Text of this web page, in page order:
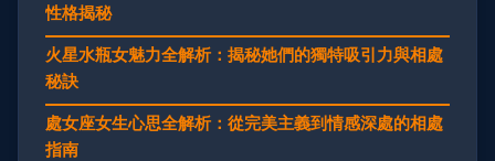
性格揭秘
火星水瓶女魅力全解析：揭秘她們的獨特吸引力與相處
秘訣
處女座女生心思全解析：從完美主義到情感深處的相處
指南